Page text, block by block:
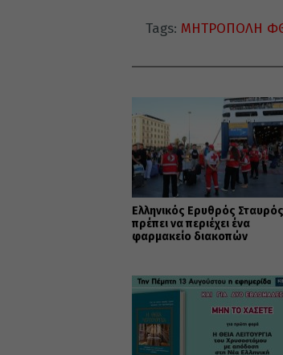
Tags: ΜΗΤΡΟΠΟΛΗ
Ελληνικός Ερυθρός
πρέπει να περιέχει ένα
φαρμακείο διακοπών